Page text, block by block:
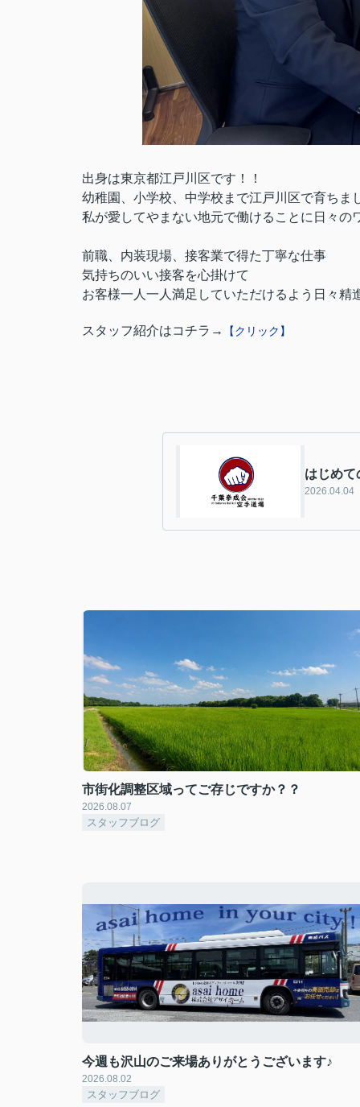
出身は東京都江戸川区です！！
幼稚園、小学校、中学校まで江戸川区で育ちま
私が愛してやまない地元で働けることに日々の
前職、内装現場、接客業で得た丁寧な仕事
気持ちのいい接客を心掛けて
お客様一人一人満足していただけるよう日々精
スタッフ紹介はコチラ→ 【クリック】
はじめて
2026.04.04
市街化調整区域ってご存じですか？？
2026.08.07
スタッフブログ
今週も沢山のご来場ありがとうございます♪
2026.08.02
スタッフブログ